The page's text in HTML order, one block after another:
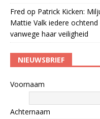
Fred op Patrick Kicken:
Mattie Valk iedere
vanwege haar veiligheid
NIEUWSBRIEF
Voornaam
Achternaam